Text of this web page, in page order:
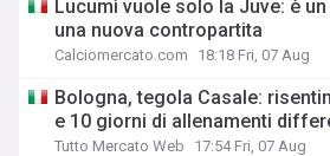
Lucumì vuole solo la Juve: è
una nuova contropartita
Calciomercato.com 18:18 Fri, 07 Aug
Bologna, tegola Casale:
e 10 giorni di allenamenti
Tutto Mercato Web 17:54 Fri, 07 Aug